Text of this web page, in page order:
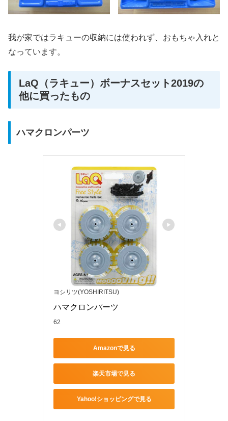
我が家ではラキューの収納には使われず、おもちゃ入れと
なっています。
LaQ（ラキュー）ボーナスセット2019の
他に買ったもの
ハマクロンパーツ
ヨシリツ(YOSHIRITSU)
ハマクロンパーツ
62
Amazonで見る
楽天市場で見る
Yahoo!ショッピングで見る